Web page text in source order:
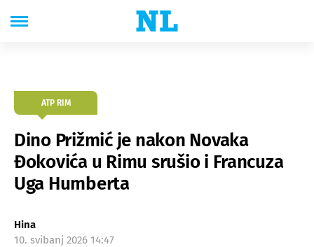
ATP RIM
Dino Prižmić je nakon Novaka
Đokovića u Rimu srušio i Francuza
Uga Humberta
Hina
10. svibanj 2026 14:47